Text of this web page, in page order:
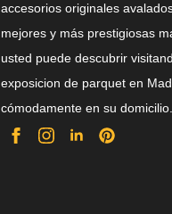
accesorios originales
mejores y más prestigiosas
usted puede descubrir
exposicion de parquet en
cómodamente en su domicilio.